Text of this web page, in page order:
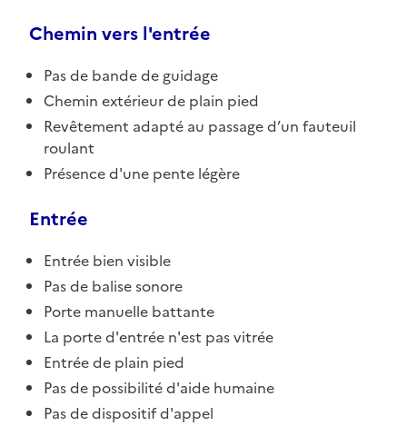
Chemin vers l'entrée
Pas de bande de guidage
Chemin extérieur de plain pied
Revêtement adapté au passage d’un fauteuil
roulant
Présence d'une pente légère
Entrée
Entrée bien visible
Pas de balise sonore
Porte manuelle battante
La porte d'entrée n'est pas vitrée
Entrée de plain pied
Pas de possibilité d'aide humaine
Pas de dispositif d'appel